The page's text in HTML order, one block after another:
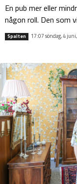
En pub mer eller
någon roll. Den som
Spalten 17:07 söndag, 4